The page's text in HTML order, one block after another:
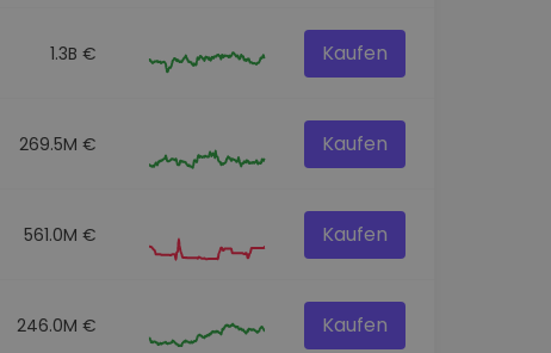
1.3B € Kaufen
269.5M € Kaufen
561.0M € Kaufen
246.0M € Kaufen